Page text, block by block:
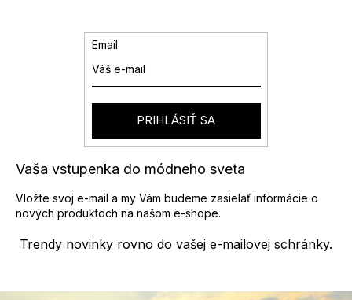
v
k
y
ý
i
u
v
e
Trendy novinky rovno do vašej e-mailovej schránky.
Vaša vstupenka do módneho sveta
Vložte svoj e-mail a my Vám budeme zasielať informácie o
nových produktoch na našom e-shope.
Email
PRIHLÁSIŤ SA